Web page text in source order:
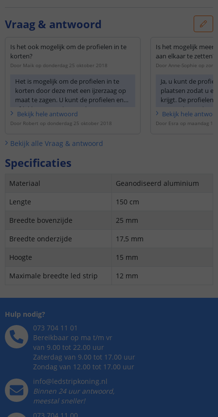
Vraag & antwoord
Is het ook mogelijk om de profielen in te
korten?
Door Maik op donderdag 25 oktober 2018
Het is mogelijk om de profielen in te
korten door deze met een ijzerzaag op
maat te zagen. U kunt de profielen en
afdekkappen ook verstek zagen om
een mooie hoek te creëren.
Bekijk hele antwoord
Door Robert op donderdag 25 oktober 2018
Is het mogelijk
aan elkaar te zetten?
Door Anne-Sophie op
Ja, u kunt de
plaatsen zodat u
krijgt. De profielen
gezaagd waardoor
naden zichtbaar
1 van de 3
Bekijk hele
Door Esra op maandag
Bekijk alle Vraag & antwoord
Specificaties
Materiaal
Geanodiseerd aluminium
Lengte
150 cm
Breedte bovenzijde
25 mm
Breedte onderzijde
17,5 mm
Hoogte
15 mm
Maximale breedte led strip
12 mm
Hulp nodig?
073 704 11 01
Bereikbaar op ma t/m vr
van 9.00 tot 22.00 uur
Zaterdag van 9.00 tot 17.00 uur
Zondag van 12.00 tot 17.00 uur
info@ledstripkoning.nl
Binnen 24 uur antwoord,
meestal sneller!